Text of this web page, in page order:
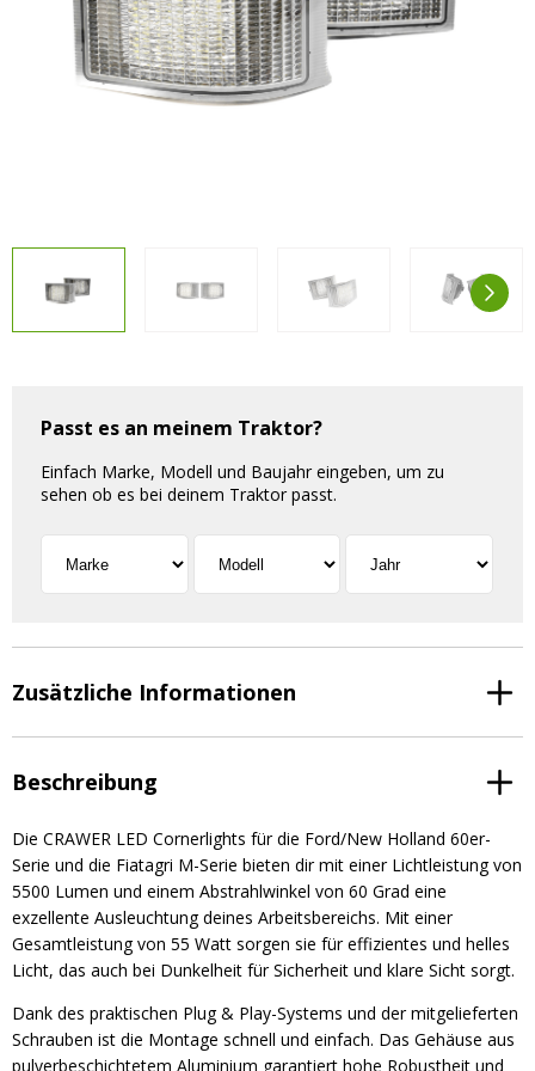
LED Beleuchtungssets
Sonstiges
Kostenlose Lichtplanung
Agrarled Blog
Kontakt
+49(0)1520 5391500
Vorteilsverpackungen
LED Beleuchtungssets
Sonstiges
Kostenlose Lichtplanung
Passt es an meinem Traktor?
Einfach Marke, Modell und Baujahr eingeben, um zu
sehen ob es bei deinem Traktor passt.
Zusätzliche Informationen
Beschreibung
Die CRAWER LED Cornerlights für die Ford/New Holland 60er-
Serie und die Fiatagri M-Serie bieten dir mit einer Lichtleistung von
5500 Lumen und einem Abstrahlwinkel von 60 Grad eine
exzellente Ausleuchtung deines Arbeitsbereichs. Mit einer
Gesamtleistung von 55 Watt sorgen sie für effizientes und helles
Licht, das auch bei Dunkelheit für Sicherheit und klare Sicht sorgt.
Dank des praktischen Plug & Play-Systems und der mitgelieferten
Schrauben ist die Montage schnell und einfach. Das Gehäuse aus
pulverbeschichtetem Aluminium garantiert hohe Robustheit und